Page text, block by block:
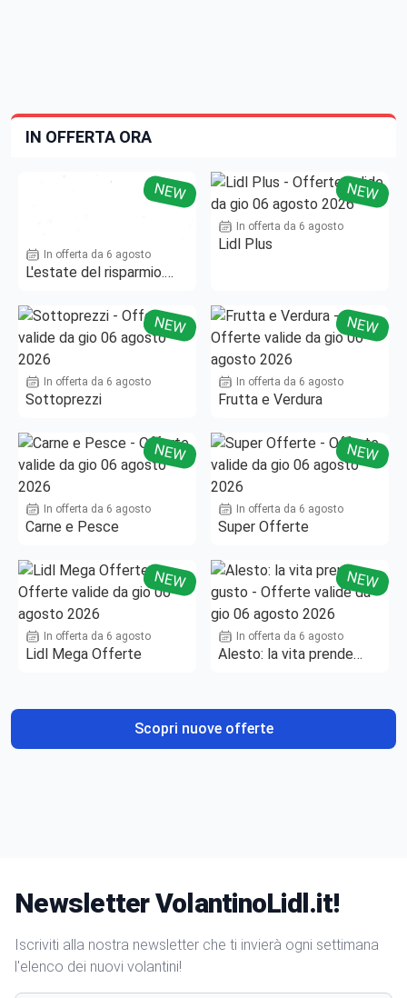
IN OFFERTA ORA
NEW
In offerta da 6 agosto
L'estate del risparmio.
NEW
In offerta da 6 agosto
Lidl Plus
NEW
In offerta da 6 agosto
Sottoprezzi
NEW
In offerta da 6 agosto
Frutta e Verdura
NEW
In offerta da 6 agosto
Carne e Pesce
NEW
In offerta da 6 agosto
Super Offerte
NEW
In offerta da 6 agosto
Lidl Mega Offerte
NEW
In offerta da 6 agosto
Alesto: la vita prende
Scopri nuove offerte
Newsletter VolantinoLidl.it!
Iscriviti alla nostra newsletter che ti invierà ogni settimana
l'elenco dei nuovi volantini!